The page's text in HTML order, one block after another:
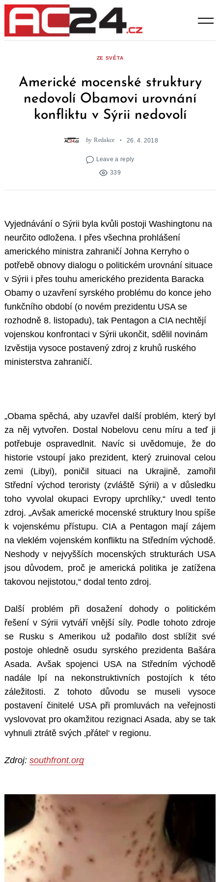
Skip
content
ZE SVĚTA
Americké mocenské struktury
nedovolí Obamovi urovnání
konfliktu v Sýrii nedovolí
by Redakce 26. 4. 2018
Leave a reply
339
Vyjednávání o Sýrii byla kvůli postoji Washingtonu na
neurčito odložena. I přes všechna prohlášení
amerického ministra zahraničí Johna Kerryho o
potřebě obnovy dialogu o politickém urovnání situace
v Sýrii i přes touhu amerického prezidenta Baracka
Obamy o uzavření syrského problému do konce jeho
funkčního období (o novém prezidentu USA se
rozhodně 8. listopadu), tak Pentagon a CIA nechtějí
vojenskou konfrontaci v Sýrii ukončit, sdělil novinám
Izvěstija vysoce postavený zdroj z kruhů ruského
ministerstva zahraničí.
„Obama spěchá, aby uzavřel další problém, který byl
za něj vytvořen. Dostal Nobelovu cenu míru a teď ji
potřebuje ospravedlnit. Navíc si uvědomuje, že do
historie vstoupí jako prezident, který zruinoval celou
zemi (Libyi), poničil situaci na Ukrajině, zamořil
Střední východ teroristy (zvláště Sýrii) a v důsledku
toho vyvolal okupaci Evropy uprchlíky,“ uvedl tento
zdroj. „Avšak americké mocenské struktury lnou spíše
k vojenskému přístupu. CIA a Pentagon mají zájem
na vleklém vojenském konfliktu na Středním východě.
Neshody v nejvyšších mocenských strukturách USA
jsou důvodem, proč je americká politika je zatížena
takovou nejistotou,“ dodal tento zdroj.
Další problém při dosažení dohody o politickém
řešení v Sýrii vytváří vnější síly. Podle tohoto zdroje
se Rusku s Amerikou už podařilo dost sblížit své
postoje ohledně osudu syrského prezidenta Bašára
Asada. Avšak spojenci USA na Středním východě
nadále lpí na nekonstruktivních postojích k této
záležitosti. Z tohoto důvodu se museli vysoce
postavení činitelé USA při promluvách na veřejnosti
vyslovovat pro okamžitou rezignaci Asada, aby se tak
vyhnuli ztrátě svých ‚přátel‘ v regionu.
Zdroj: southfront.org